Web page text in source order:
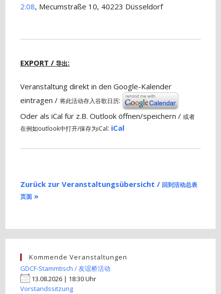
2.08, Mecumstraße 10, 40223 Düsseldorf
EXPORT /导出:
Veranstaltung direkt in den Google-Kalender
eintragen /将此活动存入谷歌日历:
Oder als iCal für z.B. Outlook öffnen/speichern /或者
在例如outlook中打开/保存为iCal: iCal
Zurück zur Veranstaltungsübersicht / 回到活动总表
页面 »
Kommende Veranstaltungen
GDCF-Stammtisch / 友谊桥活动
13.08.2026 | 18:30 Uhr
Vorstandssitzung